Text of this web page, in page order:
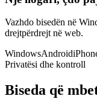
Vazhdo bisedën në
drejtpërdrejt në web.
WindowsAndroid
Privatësi dhe kontroll
Biseda që